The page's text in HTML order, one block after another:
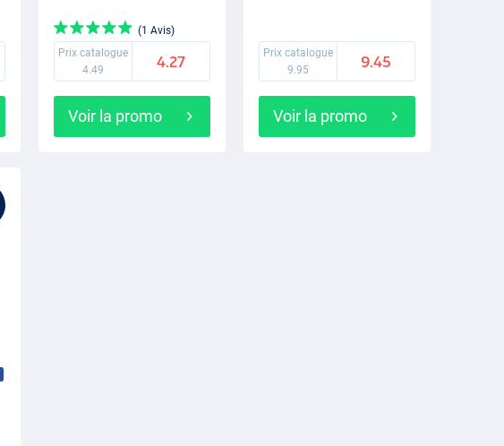
(1 Avis)
Prix catalogue
4.49
4.27
Voir la promo
Prix catalogue
9.95
9.45
Voir la promo